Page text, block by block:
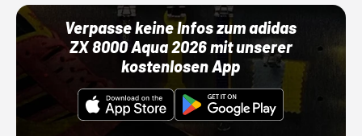
Verpasse keine Infos zum adidas
ZX 8000 Aqua 2026 mit unserer
kostenlosen App